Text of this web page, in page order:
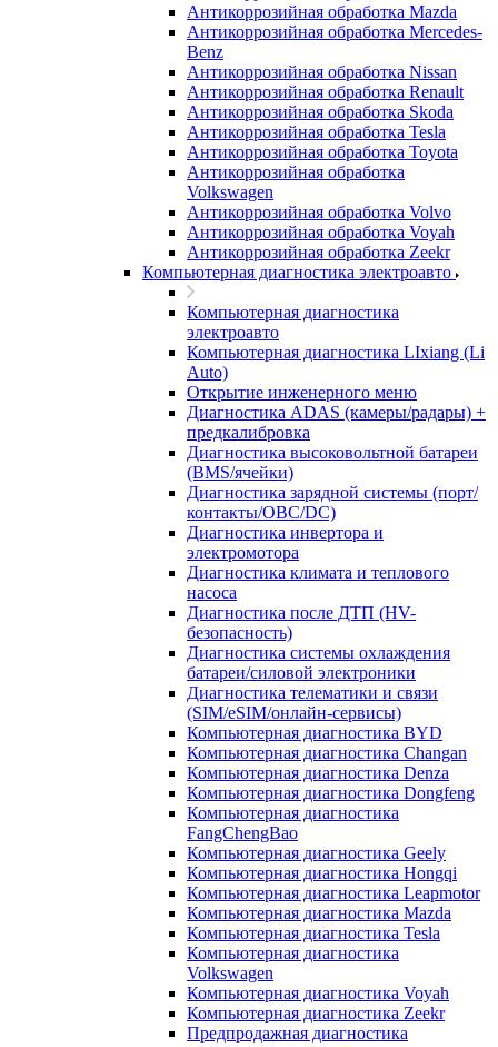
Антикоррозийная обработка Mazda
Антикоррозийная обработка Mercedes-
Benz
Антикоррозийная обработка Nissan
Антикоррозийная обработка Renault
Антикоррозийная обработка Skoda
Антикоррозийная обработка Tesla
Антикоррозийная обработка Toyota
Антикоррозийная обработка
Volkswagen
Антикоррозийная обработка Volvo
Антикоррозийная обработка Voyah
Антикоррозийная обработка Zeekr
Компьютерная диагностика электроавто
Компьютерная диагностика
электроавто
Компьютерная диагностика LIxiang (Li
Auto)
Открытие инженерного меню
Диагностика ADAS (камеры/радары) +
предкалибровка
Диагностика высоковольтной батареи
(BMS/ячейки)
Диагностика зарядной системы (порт/
контакты/OBC/DC)
Диагностика инвертора и
электромотора
Диагностика климата и теплового
насоса
Диагностика после ДТП (HV-
безопасность)
Диагностика системы охлаждения
батареи/силовой электроники
Диагностика телематики и связи
(SIM/eSIM/онлайн-сервисы)
Компьютерная диагностика BYD
Компьютерная диагностика Changan
Компьютерная диагностика Denza
Компьютерная диагностика Dongfeng
Компьютерная диагностика
FangChengBao
Компьютерная диагностика Geely
Компьютерная диагностика Hongqi
Компьютерная диагностика Leapmotor
Компьютерная диагностика Mazda
Компьютерная диагностика Tesla
Компьютерная диагностика
Volkswagen
Компьютерная диагностика Voyah
Компьютерная диагностика Zeekr
Предпродажная диагностика